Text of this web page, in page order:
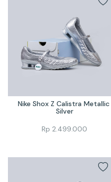
Nike Shox Z Calistra Metallic
Silver
Rp 2.499.000